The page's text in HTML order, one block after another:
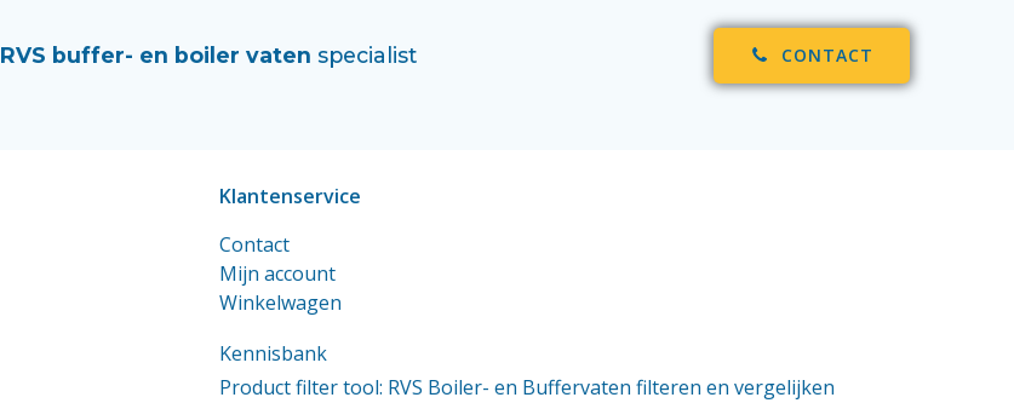
RVS buffer- en boiler vaten specialist CONTACT
Klantenservice
Contact
Mijn account
Winkelwagen
Kennisbank
Product filter tool: RVS Boiler- en Buffervaten filteren en vergelijken